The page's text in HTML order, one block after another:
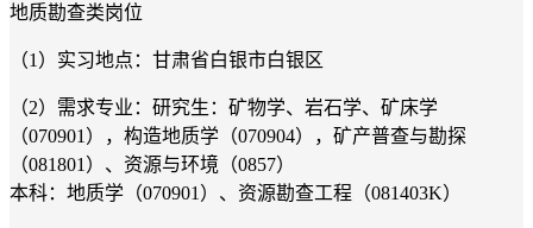
地质勘查类岗位
（1）实习地点：甘肃省白银市白银区
（2）需求专业：研究生：矿物学、岩石学、矿床学
（070901），构造地质学（070904），矿产普查与勘探
（081801）、资源与环境（0857）
本科：地质学（070901）、资源勘查工程（081403K）